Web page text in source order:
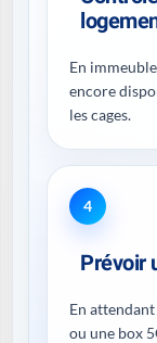
En
encore
les cages.
4
Prévoir
En
ou une box